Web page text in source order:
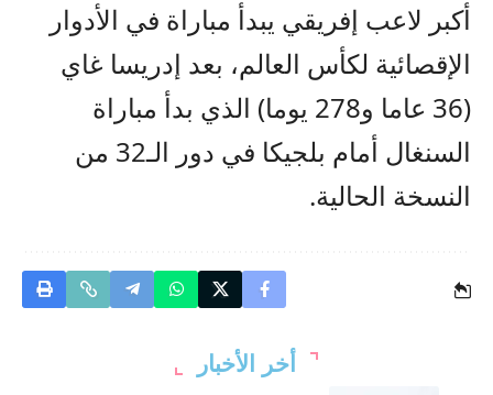
أكبر لاعب إفريقي يبدأ مباراة في الأدوار
الإقصائية لكأس العالم، بعد إدريسا غاي
(36 عاما و278 يوما) الذي بدأ مباراة
السنغال أمام بلجيكا في دور الـ32 من
النسخة الحالية.
أخر الأخبار